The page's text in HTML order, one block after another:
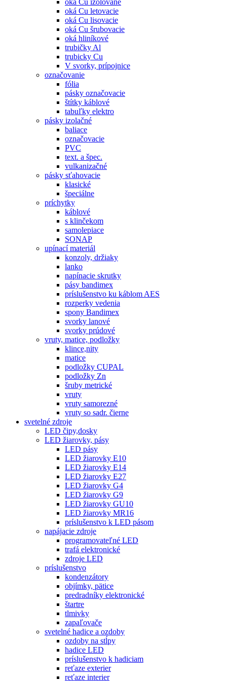
oká Cu izolované
oká Cu letovacie
oká Cu lisovacie
oká Cu šrubovacie
oká hliníkové
trubičky Al
trubicky Cu
V svorky, prípojnice
označovanie
fólia
pásky označovacie
štítky káblové
tabuľky elektro
pásky izolačné
baliace
označovacie
PVC
text. a špec.
vulkanizačné
pásky sťahovacie
klasické
špeciálne
príchytky
káblové
s klinčekom
samolepiace
SONAP
upínací materiál
konzoly, držiaky
lanko
napínacie skrutky
pásy bandimex
príslušenstvo ku káblom AES
rozperky vedenia
spony Bandimex
svorky lanové
svorky prúdové
vruty, matice, podložky
klince,nity
matice
podložky CUPAL
podložky Zn
šruby metrické
vruty
vruty samorezné
vruty so sadr. čierne
svetelné zdroje
LED čipy,dosky
LED žiarovky, pásy
LED pásy
LED žiarovky E10
LED žiarovky E14
LED žiarovky E27
LED žiarovky G4
LED žiarovky G9
LED žiarovky GU10
LED žiarovky MR16
príslušenstvo k LED pásom
napájacie zdroje
programovateľné LED
trafá elektronické
zdroje LED
príslušenstvo
kondenzátory
objímky, pätice
predradníky elektronické
štartre
tlmivky
zapaľovače
svetelné hadice a ozdoby
ozdoby na stĺpy
hadice LED
príslušenstvo k hadiciam
reťaze exterier
reťaze interier